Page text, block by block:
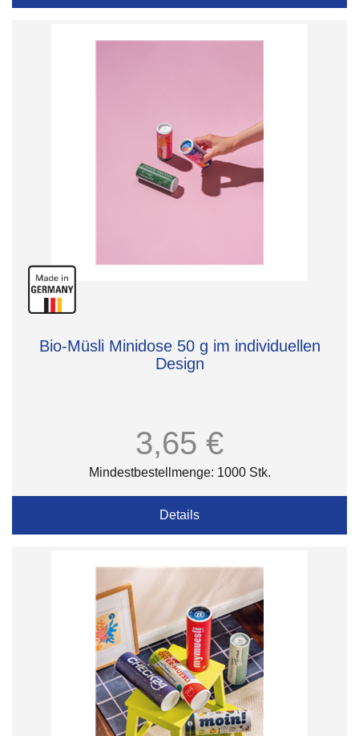
Bio-Müsli Minidose 50 g im individuellen
Design
3,65 €
Mindestbestellmenge: 1000 Stk.
Details